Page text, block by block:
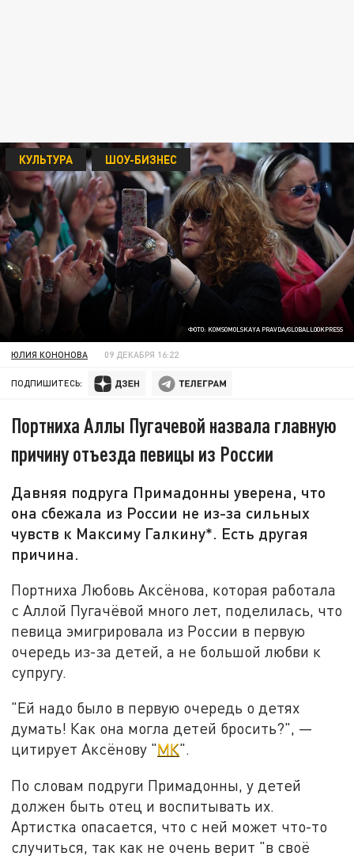
ФОТО: KOMSOMOLSKAYA PRAVDA/GLOBALLOOKPRESS
КУЛЬТУРА ШОУ-БИЗНЕС
ЮЛИЯ КОНОНОВА 09 ДЕКАБРЯ 16:22
ПОДПИШИТЕСЬ:
Портниха Аллы Пугачевой назвала главную
причину отъезда певицы из России
Давняя подруга Примадонны уверена, что
она сбежала из России не из-за сильных
чувств к Максиму Галкину*. Есть другая
причина.
Портниха Любовь Аксёнова, которая работала
с Аллой Пугачёвой много лет, поделилась, что
певица эмигрировала из России в первую
очередь из-за детей, а не большой любви к
супругу.
"Ей надо было в первую очередь о детях
думать! Как она могла детей бросить?", —
цитирует Аксёнову "МК".
По словам подруги Примадонны, у детей
должен быть отец и воспитывать их.
Артистка опасается, что с ней может что-то
случиться, так как не очень верит "в своё